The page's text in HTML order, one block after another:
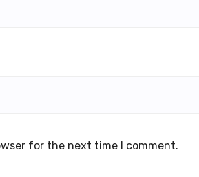
for the next time I comment.